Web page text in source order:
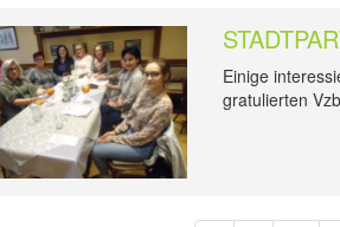
Einige
gratulierten